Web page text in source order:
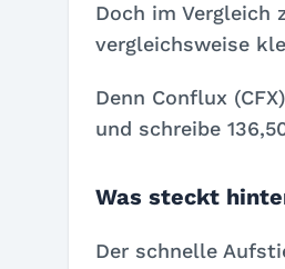
Doch im Vergleich
vergleichsweise
Denn Conflux (CFX)
und schreibe
Was steckt
Der schnelle